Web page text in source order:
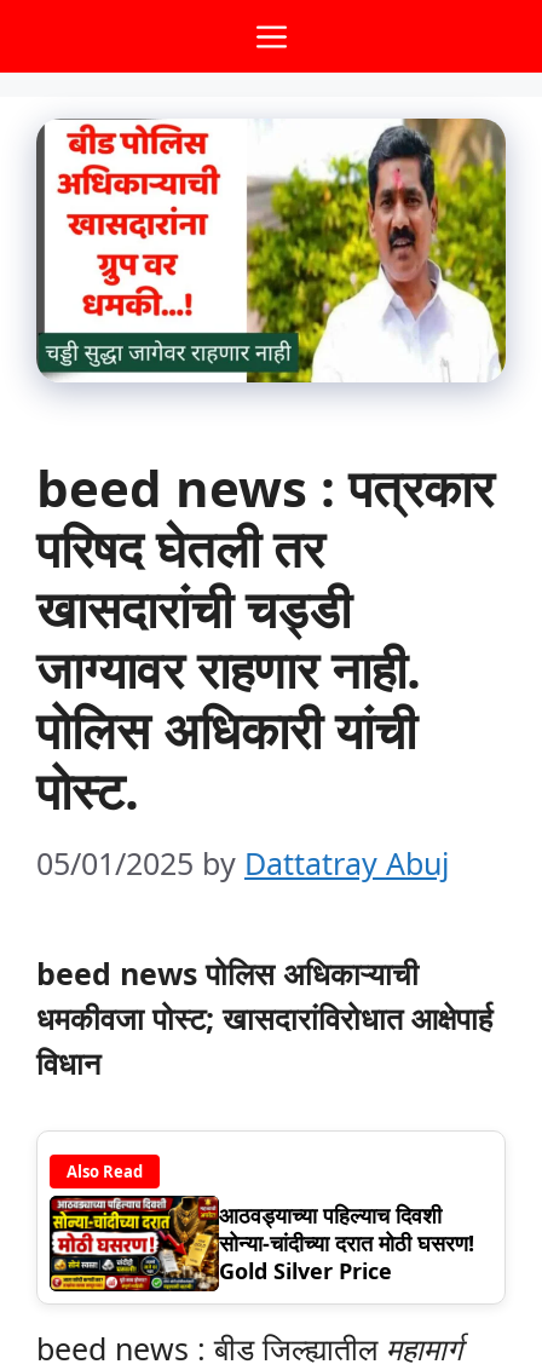
to
content
Menu
beed news : पत्रकार
परिषद घेतली तर
खासदारांची चड्डी
जाग्यावर राहणार नाही.
पोलिस अधिकारी यांची
पोस्ट.
05/01/2025 by Dattatray Abuj
beed news पोलिस अधिकाऱ्याची
धमकीवजा पोस्ट; खासदारांविरोधात आक्षेपार्ह
विधान
Also Read
आठवड्याच्या पहिल्याच दिवशी
सोन्या-चांदीच्या दरात मोठी घसरण!
Gold Silver Price
beed news : बीड जिल्ह्यातील महामार्ग